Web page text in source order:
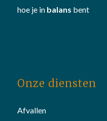
hoe je in balans bent
Onze diensten
Afvallen